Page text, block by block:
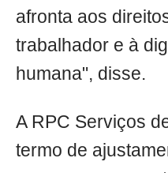
afronta aos
trabalhador e à
humana", disse.
A RPC Serviços
termo de